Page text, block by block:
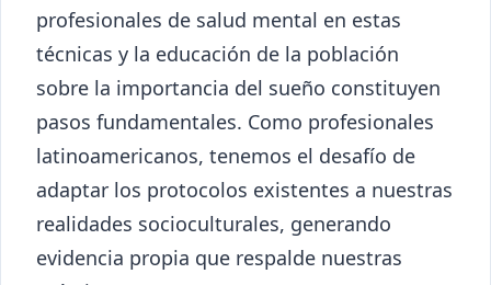
profesionales de salud mental en estas
técnicas y la educación de la población
sobre la importancia del sueño constituyen
pasos fundamentales. Como profesionales
latinoamericanos, tenemos el desafío de
adaptar los protocolos existentes a nuestras
realidades socioculturales, generando
evidencia propia que respalde nuestras